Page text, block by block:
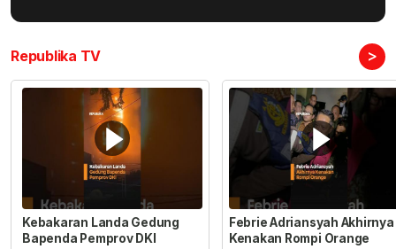
Republika TV >
Kebakaran Landa Gedung
Bapenda Pemprov DKI
Febrie Adriansyah Akhirnya
Kenakan Rompi Orange